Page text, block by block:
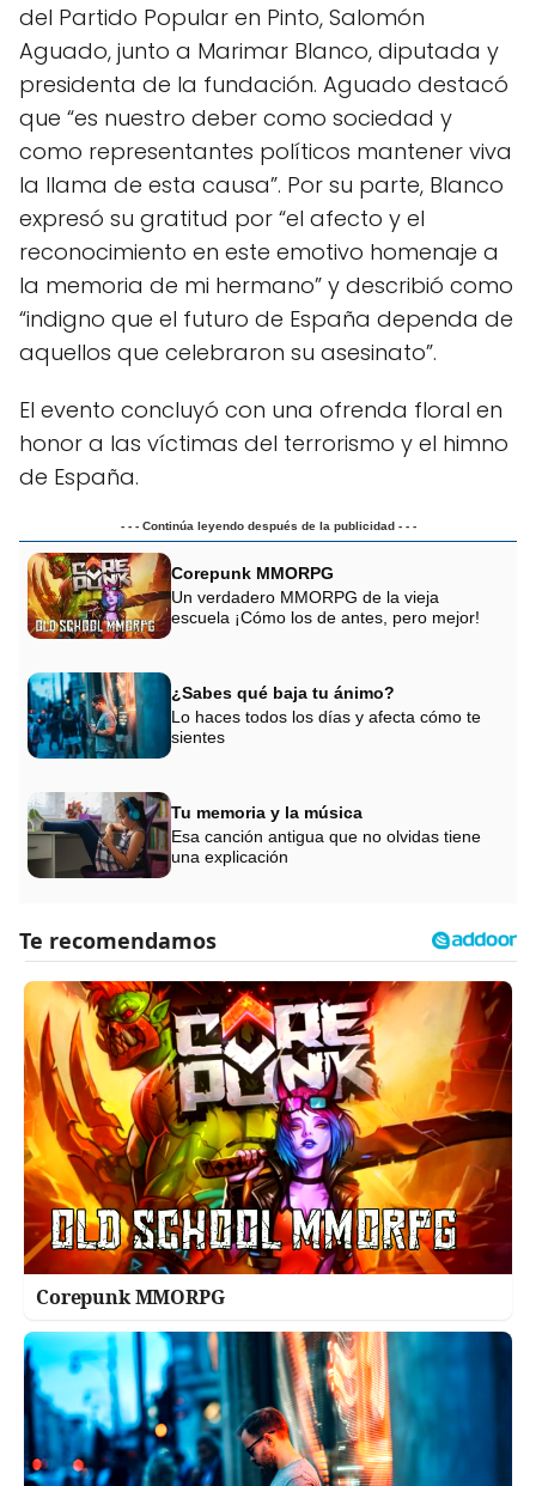
del Partido Popular en Pinto, Salomón
Aguado, junto a Marimar Blanco, diputada y
presidenta de la fundación. Aguado destacó
que “es nuestro deber como sociedad y
como representantes políticos mantener viva
la llama de esta causa”. Por su parte, Blanco
expresó su gratitud por “el afecto y el
reconocimiento en este emotivo homenaje a
la memoria de mi hermano” y describió como
“indigno que el futuro de España dependa de
aquellos que celebraron su asesinato”.
El evento concluyó con una ofrenda floral en
honor a las víctimas del terrorismo y el himno
de España.
- - - Continúa leyendo después de la publicidad - - -
Corepunk MMORPG
Un verdadero MMORPG de la vieja
escuela ¡Cómo los de antes, pero mejor!
¿Sabes qué baja tu ánimo?
Lo haces todos los días y afecta cómo te
sientes
Tu memoria y la música
Esa canción antigua que no olvidas tiene
una explicación
Corepunk MMORPG